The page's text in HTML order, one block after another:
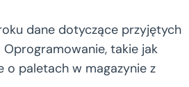
dane dotyczące przyjętych
takie jak
o paletach w magazynie z